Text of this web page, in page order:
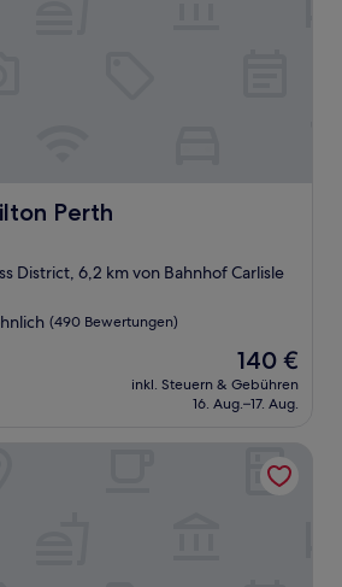
Perth
District, 6,2 km von Bahnhof Carlisle
(490 Bewertungen)
Der
Preis
beträgt
140 €
inkl. Steuern & Gebühren
16. Aug.–17. Aug.